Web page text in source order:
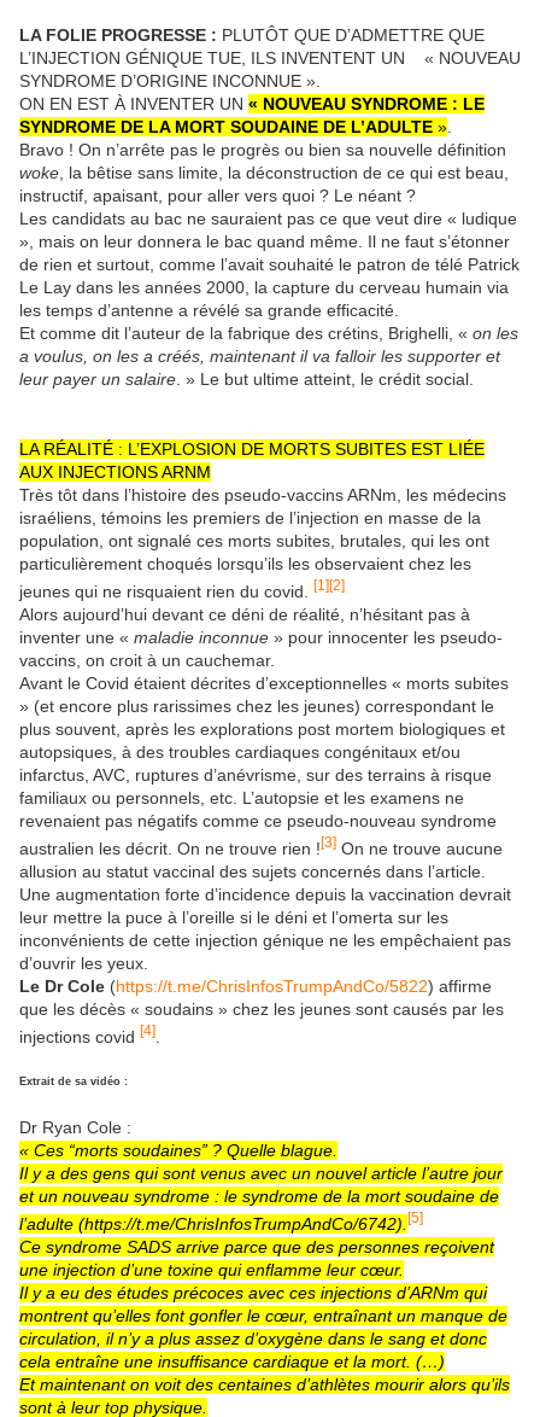
LA FOLIE PROGRESSE : PLUTÔT QUE D’ADMETTRE QUE
L’INJECTION GÉNIQUE TUE, ILS INVENTENT UN « NOUVEAU
SYNDROME D’ORIGINE INCONNUE ».
ON EN EST À INVENTER UN « NOUVEAU SYNDROME : LE
SYNDROME DE LA MORT SOUDAINE DE L’ADULTE »
Bravo ! On n’arrête pas le progrès ou bien sa nouvelle définition
woke , la bêtise sans limite, la déconstruction de ce qui est beau,
instructif, apaisant, pour aller vers quoi ? Le néant ?
Les candidats au bac ne sauraient pas ce que veut dire « ludique
», mais on leur donnera le bac quand même. Il ne faut s’étonner
de rien et surtout, comme l’avait souhaité le patron de télé Patrick
Le Lay dans les années 2000, la capture du cerveau humain via
les temps d’antenne a révélé sa grande efficacité.
Et comme dit l’auteur de la fabrique des crétins, Brighelli, « on les
a voulus, on les a créés, maintenant il va falloir les supporter et
leur payer un salaire . » Le but ultime atteint, le crédit social.
LA RÉALITÉ : L’EXPLOSION DE MORTS SUBITES EST LIÉE
AUX INJECTIONS ARNM
Très tôt dans l’histoire des pseudo-vaccins ARNm, les médecins
israéliens, témoins les premiers de l’injection en masse de la
population, ont signalé ces morts subites, brutales, qui les ont
particulièrement choqués lorsqu’ils les observaient chez les
jeunes qui ne risquaient rien du covid.
[1][2]
Alors aujourd’hui devant ce déni de réalité, n’hésitant pas à
inventer une « maladie inconnue » pour innocenter les pseudo-
vaccins, on croit à un cauchemar.
Avant le Covid étaient décrites d’exceptionnelles « morts subites
» (et encore plus rarissimes chez les jeunes) correspondant le
plus souvent, après les explorations post mortem biologiques et
autopsiques, à des troubles cardiaques congénitaux et/ou
infarctus, AVC, ruptures d’anévrisme, sur des terrains à risque
familiaux ou personnels, etc. L’autopsie et les examens ne
revenaient pas négatifs comme ce pseudo-nouveau syndrome
australien les décrit. On ne trouve rien ![3] On ne trouve aucune
allusion au statut vaccinal des sujets concernés dans l’article.
Une augmentation forte d’incidence depuis la vaccination devrait
leur mettre la puce à l’oreille si le déni et l’omerta sur les
inconvénients de cette injection génique ne les empêchaient pas
d’ouvrir les yeux.
Le Dr Cole (https://t.me/ChrisInfosTrumpAndCo/5822) affirme
que les décès « soudains » chez les jeunes sont causés par les
injections covid [4]
Extrait de sa vidéo :
Dr Ryan Cole :
« Ces “morts soudaines” ? Quelle blague.
Il y a des gens qui sont venus avec un nouvel article l’autre jour
et un nouveau syndrome : le syndrome de la mort soudaine de
l’adulte (https://t.me/ChrisInfosTrumpAndCo/6742). [5]
Ce syndrome SADS arrive parce que des personnes reçoivent
une injection d’une toxine qui enflamme leur cœur.
Il y a eu des études précoces avec ces injections d’ARNm qui
montrent qu’elles font gonfler le cœur, entraînant un manque de
circulation, il n’y a plus assez d’oxygène dans le sang et donc
cela entraîne une insuffisance cardiaque et la mort. (…)
Et maintenant on voit des centaines d’athlètes mourir alors qu’ils
sont à leur top physique.